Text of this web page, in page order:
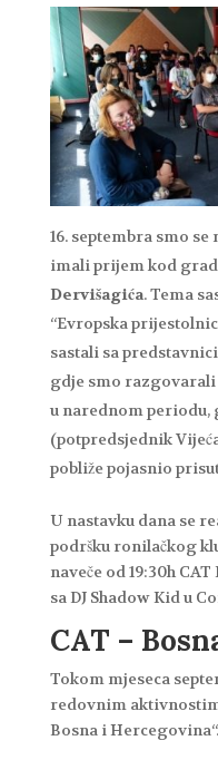
septembra smo se
imali prijem kod
Dervišagića. Tema
“Evropska
sastali sa
gdje smo razgovarali
u narednom periodu,
(potpredsjednik
pobliže pojasnio
U nastavku dana se
podršku ronilačkog
naveče od 19:30h
sa DJ Shadow Kid u
CAT –
Tokom mjeseca
redovnim
Bosna i Hercegovina“.